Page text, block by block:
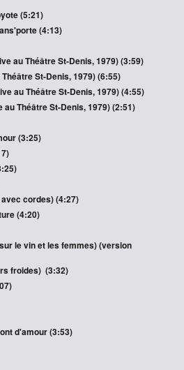
(5:21)
(4:13)
au Théâtre St-Denis, 1979) (3:59)
St-Denis, 1979)(6:55)
au Théâtre St-Denis, 1979)(4:55)
au Théâtre St-Denis, 1979)(2:51)
(3:25)
cordes) (4:27)
(4:20)
le vin et les femmes)(version
froides) (3:32)
d'amour (3:53)